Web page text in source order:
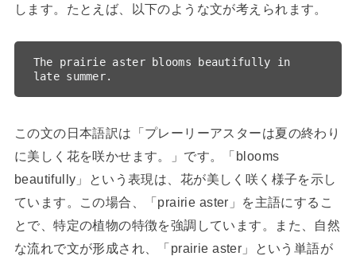
します。たとえば、以下のような文が考えられます。
The prairie aster blooms beautifully in
この文の日本語訳は「プレーリーアスターは夏の終わり
に美しく花を咲かせます。」です。「blooms
beautifully」という表現は、花が美しく咲く様子を示し
ています。この場合、「prairie aster」を主語にするこ
とで、特定の植物の特徴を強調しています。また、自然
な流れで文が形成され、「prairie aster」という単語が